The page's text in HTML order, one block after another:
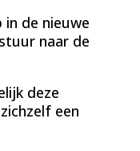
in de nieuwe
naar de
deze
een